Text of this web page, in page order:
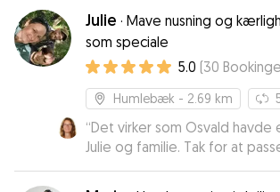
hun er her, og vi kommer
Julie · Mave nusning og
som speciale
5.0 (30
Humlebæk - 2.69 km
“Det virker som Osvald havde
Julie og familie. Tak for at
gang.”